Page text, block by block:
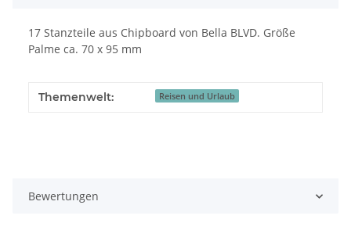
17 Stanzteile aus Chipboard von Bella BLVD. Größe
Palme ca. 70 x 95 mm
Themenwelt: Reisen und Urlaub
Bewertungen